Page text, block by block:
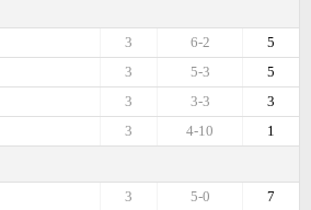
5
6-2
3
5
5-3
3
3
3-3
3
1
4-10
3
7
5-0
3